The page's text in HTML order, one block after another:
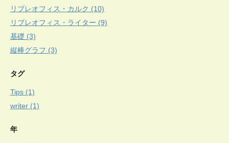
リブレオフィス・カルク (10)
リブレオフィス・ライター (9)
基礎 (3)
縦棒グラフ (3)
タグ
Tips (1)
writer (1)
年